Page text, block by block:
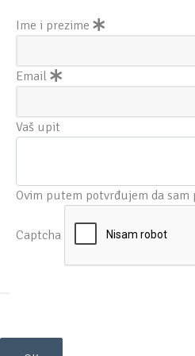
Ime i prezime
Email
Vaš upit
Ovim putem potvrđujem da
Captcha